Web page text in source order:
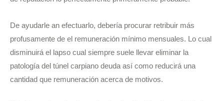
De ayudarle an efectuarlo, debería procurar retribuir más
profusamente de el remuneración mínimo mensuales. Lo cual
disminuirá el lapso cual siempre suele llevar eliminar la
patologí­a del túnel carpiano deuda así­ como reducirá una
cantidad que remuneración acerca de motivos.